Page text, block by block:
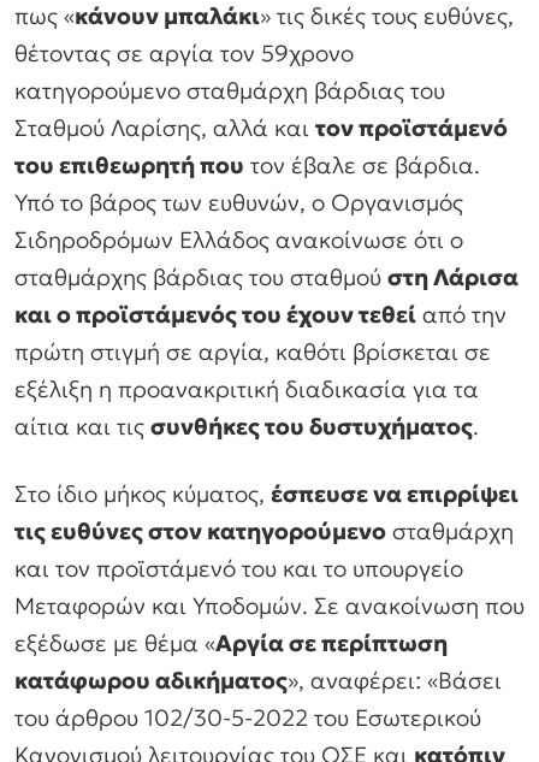
πως «κάνουν μπαλάκι» τις δικές τους ευθύνες,
θέτοντας σε αργία τον 59χρονο
κατηγορούμενο σταθμάρχη βάρδιας του
Σταθμού Λαρίσης, αλλά και τον προϊστάμενό
του επιθεωρητή που τον έβαλε σε βάρδια.
Υπό το βάρος των ευθυνών, ο Οργανισμός
Σιδηροδρόμων Ελλάδος ανακοίνωσε ότι ο
σταθμάρχης βάρδιας του σταθμού στη Λάρισα
και ο προϊστάμενός του έχουν τεθεί από την
πρώτη στιγμή σε αργία, καθότι βρίσκεται σε
εξέλιξη η προανακριτική διαδικασία για τα
αίτια και τις συνθήκες του δυστυχήματος.
Στο ίδιο μήκος κύματος, έσπευσε να επιρρίψει
τις ευθύνες στον κατηγορούμενο σταθμάρχη
και τον προϊστάμενό του και το υπουργείο
Μεταφορών και Υποδομών. Σε ανακοίνωση που
εξέδωσε με θέμα «Αργία σε περίπτωση
κατάφωρου αδικήματος», αναφέρει: «Βάσει
του άρθρου 102/30-5-2022 του Εσωτερικού
Κανονισμού λειτουργίας του ΟΣΕ και κατόπιν